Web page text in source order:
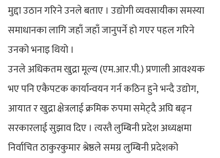
मुद्दा उठान गरिने उनले बताए । उद्योगी व्यवसायीका समस्या
समाधानका लागि जहाँ जहाँ जानुपर्ने हो गएर पहल गरिने
उनको भनाइ थियो ।
उनले अधिकतम खुद्रा मूल्य (एम.आर.पी.) प्रणाली आवश्यक
भए पनि एकैपटक कार्यान्वयन गर्न कठिन हुने भन्दै उद्योग,
आयात र खुद्रा क्षेत्रलाई क्रमिक रुपमा समेट्दै अघि बढ्न
सरकारलाई सुझाव दिए । त्यस्तै लुम्बिनी प्रदेश अध्यक्षमा
निर्वाचित ठाकुरकुमार श्रेष्ठले समग्र लुम्बिनी प्रदेशको